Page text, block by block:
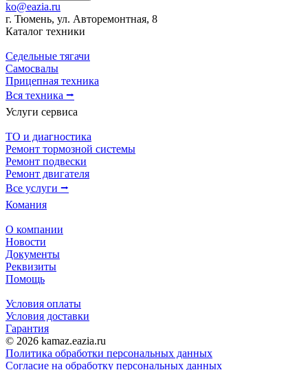
ko@eazia.ru
г. Тюмень, ул. Авторемонтная, 8
Каталог техники
Седельные тягачи
Самосвалы
Прицепная техника
Вся техника ⭢
Услуги сервиса
ТО и диагностика
Ремонт тормозной системы
Ремонт подвески
Ремонт двигателя
Все услуги ⭢
Комания
О компании
Новости
Документы
Реквизиты
Помощь
Условия оплаты
Условия доставки
Гарантия
© 2026 kamaz.eazia.ru
Политика обработки персональных данных
Согласие на обработку персональных данных